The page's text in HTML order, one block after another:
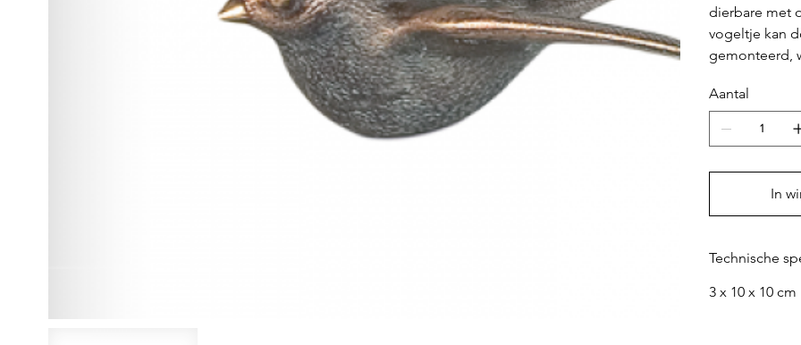
dierbare met
vogeltje kan
gemonteerd,
vele jaren
Aantal
In
Technische
3 x 10 x 10 cm